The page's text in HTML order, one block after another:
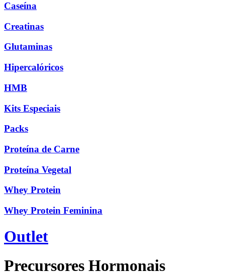
Caseína
Creatinas
Glutaminas
Hipercalóricos
HMB
Kits Especiais
Packs
Proteína de Carne
Proteína Vegetal
Whey Protein
Whey Protein Feminina
Outlet
Precursores Hormonais